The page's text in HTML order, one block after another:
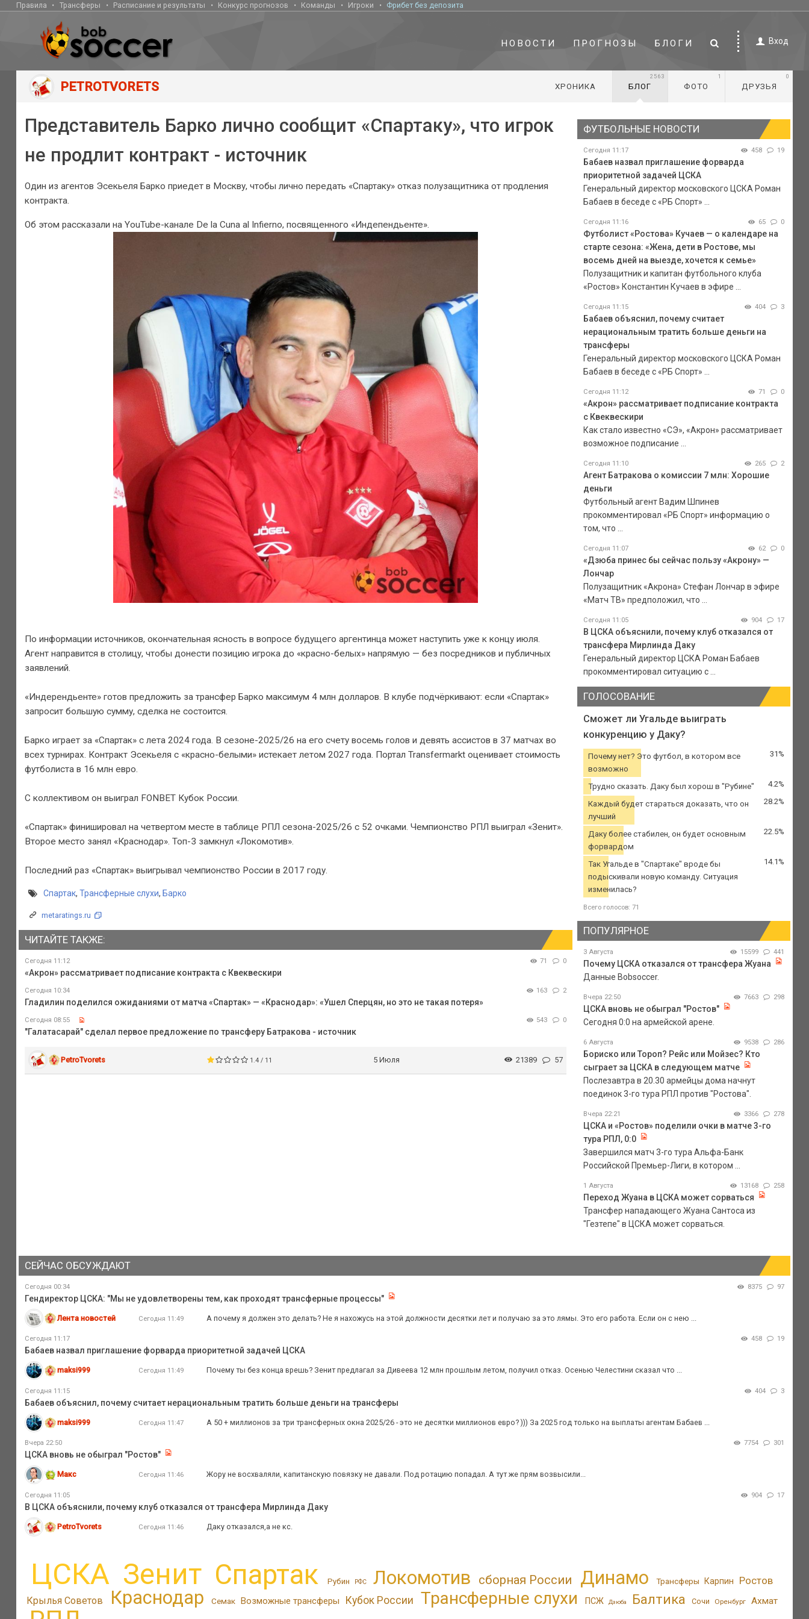
Правила Трансферы Расписание и результаты Конкурс прогнозов Команды Игроки Фрибет без депозита
НОВОСТИ ПРОГНОЗЫ БЛОГИ Вход
PETROTVORETS ХРОНИКА БЛОГ
2563
ФОТО
1
ДРУЗЬЯ
0
Представитель Барко лично сообщит «Спартаку», что игрок
не продлит контракт - источник
Один из агентов Эсекьеля Барко приедет в Москву, чтобы лично передать «Спартаку» отказ полузащитника от продления
контракта.
Об этом рассказали на YouTube-канале De la Cuna al Infierno, посвященного «Индепендьенте».
По информации источников, окончательная ясность в вопросе будущего аргентинца может наступить уже к концу июля.
Агент направится в столицу, чтобы донести позицию игрока до «красно-белых» напрямую — без посредников и публичных
заявлений.
«Индеpeндьенте» готов предложить за трансфер Барко максимум 4 млн долларов. В клубе подчёркивают: если «Спартак»
запросит большую сумму, сделка не состоится.
Барко играет за «Спартак» с лета 2024 года. В сезоне-2025/26 на его счету восемь голов и девять ассистов в 37 матчах во
всех турнирах. Контракт Эсекьеля с «красно-белыми» истекает летом 2027 года. Портал Transfermarkt оценивает стоимость
футболиста в 16 млн евро.
С коллективом он выиграл FONBET Кубок России.
«Спартак» финишировал на четвертом месте в таблице РПЛ сезона-2025/26 с 52 очками. Чемпионство РПЛ выиграл «Зенит».
Второе место занял «Краснодар». Топ-3 замкнул «Локомотив».
Последний раз «Спартак» выигрывал чемпионство России в 2017 году.
Спартак, Трансферные слухи, Барко
metaratings.ru
ЧИТАЙТЕ ТАКЖЕ:
Сегодня 11:12 71 0
«Акрон» рассматривает подписание контракта с Квеквескири
Сегодня 10:34 163 2
Гладилин поделился ожиданиями от матча «Спартак» — «Краснодар»: «Ушел Сперцян, но это не такая потеря»
Сегодня 08:55 543 0
"Галатасарай" сделал первое предложение по трансферу Батракова - источник
PetroTvorets 1.4 / 11 5 Июля 21389 57
ФУТБОЛЬНЫЕ НОВОСТИ
Сегодня 11:17 458 19
Бабаев назвал приглашение форварда
приоритетной задачей ЦСКА
Генеральный директор московского ЦСКА Роман
Бабаев в беседе с «РБ Спорт» ...
Сегодня 11:16 65 0
Футболист «Ростова» Кучаев — о календаре на
старте сезона: «Жена, дети в Ростове, мы
восемь дней на выезде, хочется к семье»
Полузащитник и капитан футбольного клуба
«Ростов» Константин Кучаев в эфире ...
Сегодня 11:15 404 3
Бабаев объяснил, почему считает
нерациональным тратить больше деньги на
трансферы
Генеральный директор московского ЦСКА Роман
Бабаев в беседе с «РБ Спорт» ...
Сегодня 11:12 71 0
«Акрон» рассматривает подписание контракта
с Квеквескири
Как стало известно «СЭ», «Акрон» рассматривает
возможное подписание ...
Сегодня 11:10 265 2
Агент Батракова о комиссии 7 млн: Хорошие
деньги
Футбольный агент Вадим Шпинев
прокомментировал «РБ Спорт» информацию о
том, что ...
Сегодня 11:07 62 0
«Дзюба принес бы сейчас пользу «Акрону» —
Лончар
Полузащитник «Акрона» Стефан Лончар в эфире
«Матч ТВ» предположил, что ...
Сегодня 11:05 904 17
В ЦСКА объяснили, почему клуб отказался от
трансфера Мирлинда Даку
Генеральный директор ЦСКА Роман Бабаев
прокомментировал ситуацию с ...
ГОЛОСОВАНИЕ
Сможет ли Угальде выиграть
конкуренцию у Даку?
Почему нет? Это футбол, в котором все
возможно
31%
Трудно сказать. Даку был хорош в "Рубине" 4.2%
Каждый будет стараться доказать, что он
лучший
28.2%
Даку более стабилен, он будет основным
форвардом
22.5%
Так Угальде в "Спартаке" вроде бы
подыскивали новую команду. Ситуация
изменилась?
14.1%
Всего голосов: 71
ПОПУЛЯРНОЕ
3 Августа 15599 441
Почему ЦСКА отказался от трансфера Жуана
Данные Bobsoccer.
Вчера 22:50 7663 298
ЦСКА вновь не обыграл "Ростов"
Сегодня 0:0 на армейской арене.
6 Августа 9538 286
Бориско или Тороп? Рейс или Мойзес? Кто
сыграет за ЦСКА в следующем матче
Послезавтра в 20.30 армейцы дома начнут
поединок 3-го тура РПЛ против "Ростова".
Вчера 22:21 3366 278
ЦСКА и «Ростов» поделили очки в матче 3-го
тура РПЛ, 0:0
Завершился матч 3-го тура Альфа-Банк
Российской Премьер-Лиги, в котором ...
1 Августа 13168 258
Переход Жуана в ЦСКА может сорваться
Трансфер нападающего Жуана Сантоса из
"Гезтепе" в ЦСКА может сорваться.
СЕЙЧАС ОБСУЖДАЮТ
Сегодня 00:34 8375 97
Гендиректор ЦСКА: "Мы не удовлетворены тем, как проходят трансферные процессы"
Лента новостей Сегодня 11:49 А почему я должен это делать? Не я нахожусь на этой должности десятки лет и получаю за это лямы. Это его работа. Если он с нею ...
Сегодня 11:17 458 19
Бабаев назвал приглашение форварда приоритетной задачей ЦСКА
maksi999 Сегодня 11:49 Почему ты без конца врешь? Зенит предлагал за Дивеева 12 млн прошлым летом, получил отказ. Осенью Челестини сказал что ...
Сегодня 11:15 404 3
Бабаев объяснил, почему считает нерациональным тратить больше деньги на трансферы
maksi999 Сегодня 11:47 А 50 + миллионов за три трансферных окна 2025/26 - это не десятки миллионов евро? ))) За 2025 год только на выплаты агентам Бабаев ...
Вчера 22:50 7754 301
ЦСКА вновь не обыграл "Ростов"
Макс Сегодня 11:46 Жору не восхваляли, капитанскую повязку не давали. Под ротацию попадал. А тут же прям возвысили...
Сегодня 11:05 904 17
В ЦСКА объяснили, почему клуб отказался от трансфера Мирлинда Даку
PetroTvorets Сегодня 11:46 Даку отказался,а не кс.
ЦСКА Зенит Спартак Рубин РФС Локомотив сборная России Динамо Трансферы Карпин Ростов
Крылья Советов Краснодар Семак Возможные трансферы Кубок России Трансферные слухи ПСЖ Дзюба Балтика Сочи Оренбург Ахмат